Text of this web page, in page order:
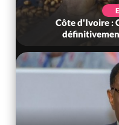
Côte d'Ivoire :